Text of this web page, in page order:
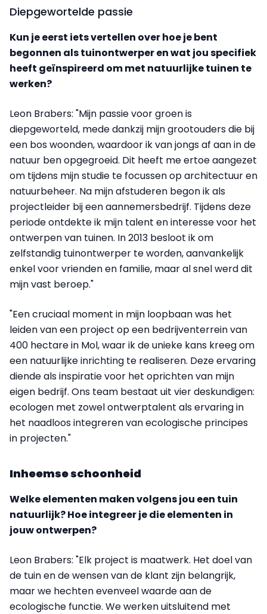
Diepgewortelde passie
Kun je eerst iets vertellen over hoe je bent
begonnen als tuinontwerper en wat jou specifiek
heeft geïnspireerd om met natuurlijke tuinen te
werken?
Leon Brabers: "Mijn passie voor groen is
diepgeworteld, mede dankzij mijn grootouders die bij
een bos woonden, waardoor ik van jongs af aan in de
natuur ben opgegroeid. Dit heeft me ertoe aangezet
om tijdens mijn studie te focussen op architectuur en
natuurbeheer. Na mijn afstuderen begon ik als
projectleider bij een aannemersbedrijf. Tijdens deze
periode ontdekte ik mijn talent en interesse voor het
ontwerpen van tuinen. In 2013 besloot ik om
zelfstandig tuinontwerper te worden, aanvankelijk
enkel voor vrienden en familie, maar al snel werd dit
mijn vast beroep."
"Een cruciaal moment in mijn loopbaan was het
leiden van een project op een bedrijventerrein van
400 hectare in Mol, waar ik de unieke kans kreeg om
een natuurlijke inrichting te realiseren. Deze ervaring
diende als inspiratie voor het oprichten van mijn
eigen bedrijf. Ons team bestaat uit vier deskundigen:
ecologen met zowel ontwerptalent als ervaring in
het naadloos integreren van ecologische principes
in projecten."
Inheemse schoonheid
Welke elementen maken volgens jou een tuin
natuurlijk? Hoe integreer je die elementen in
jouw ontwerpen?
Leon Brabers: "Elk project is maatwerk. Het doel van
de tuin en de wensen van de klant zijn belangrijk,
maar we hechten evenveel waarde aan de
ecologische functie. We werken uitsluitend met